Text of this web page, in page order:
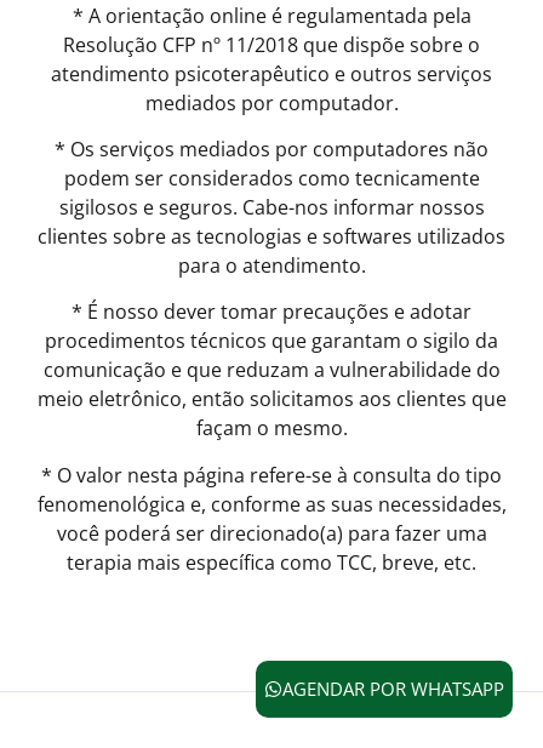
* A orientação online é regulamentada pela
Resolução CFP nº 11/2018 que dispõe sobre o
atendimento psicoterapêutico e outros serviços
mediados por computador.
* Os serviços mediados por computadores não
podem ser considerados como tecnicamente
sigilosos e seguros. Cabe-nos informar nossos
clientes sobre as tecnologias e softwares utilizados
para o atendimento.
* É nosso dever tomar precauções e adotar
procedimentos técnicos que garantam o sigilo da
comunicação e que reduzam a vulnerabilidade do
meio eletrônico, então solicitamos aos clientes que
façam o mesmo.
* O valor nesta página refere-se à consulta do tipo
fenomenológica e, conforme as suas necessidades,
você poderá ser direcionado(a) para fazer uma
terapia mais específica como TCC, breve, etc.
AGENDAR POR WHATSAPP